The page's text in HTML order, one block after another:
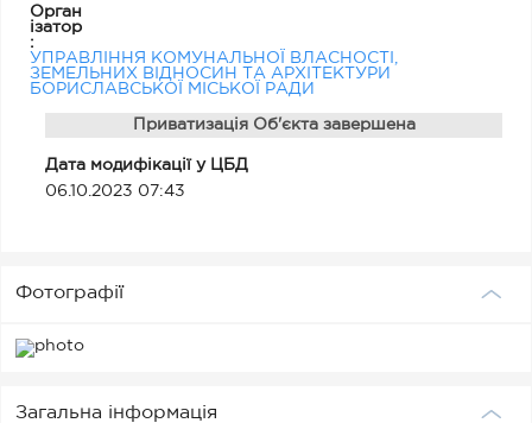
ДКП "ЖЕК № 2". З 2015 перебуває в оренді МПП
"Бескид".
Орган
ізатор
:
УПРАВЛІННЯ КОМУНАЛЬНОЇ ВЛАСНОСТІ,
ЗЕМЕЛЬНИХ ВІДНОСИН ТА АРХІТЕКТУРИ
БОРИСЛАВСЬКОЇ МІСЬКОЇ РАДИ
Приватизація Об'єкта завершена
Дата модифікації у ЦБД
06.10.2023 07:43
Фотографії
Загальна інформація